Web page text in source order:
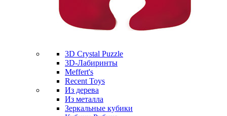
3D Crystal Puzzle
3D-Лабиринты
Meffert's
Recent Toys
Из дерева
Из металла
Зеркальные кубики